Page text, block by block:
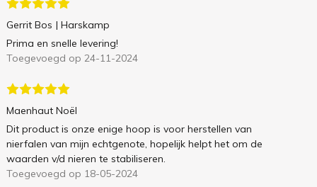
Gerrit Bos | Harskamp
Prima en snelle levering!
Toegevoegd op 24-11-2024
Maenhaut Noël
Dit product is onze enige hoop is voor herstellen van
nierfalen van mijn echtgenote, hopelijk helpt het om de
waarden v/d nieren te stabiliseren.
Toegevoegd op 18-05-2024